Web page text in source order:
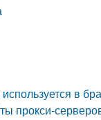
в
прокси-